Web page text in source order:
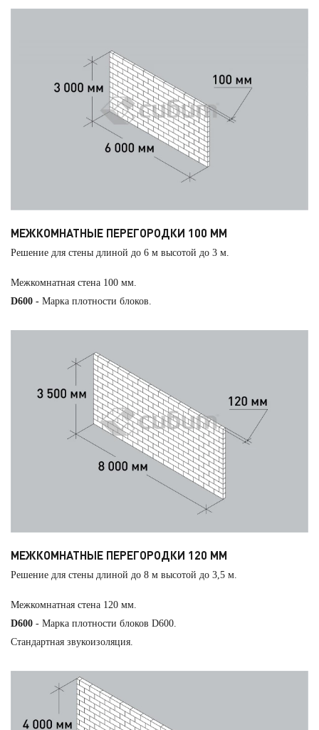
МЕЖКОМНАТНЫЕ ПЕРЕГОРОДКИ 100 ММ
Решение для стены длиной до 6 м высотой до 3 м.
Межкомнатная стена 100 мм.
D600 - Марка плотности блоков.
МЕЖКОМНАТНЫЕ ПЕРЕГОРОДКИ 120 ММ
Решение для стены длиной до 8 м высотой до 3,5 м.
Межкомнатная стена 120 мм.
D600 - Марка плотности блоков D600.
Стандартная звукоизоляция.